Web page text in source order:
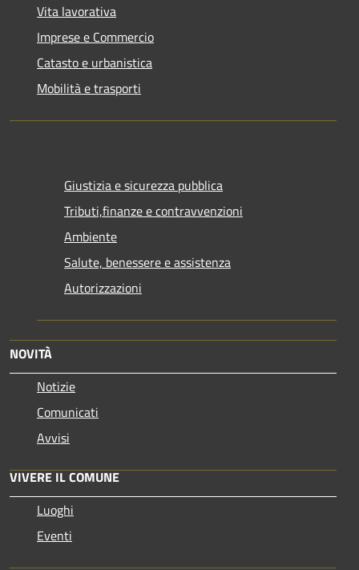
Vita lavorativa
Imprese e Commercio
Catasto e urbanistica
Mobilità e trasporti
Giustizia e sicurezza pubblica
Tributi,finanze e contravvenzioni
Ambiente
Salute, benessere e assistenza
Autorizzazioni
NOVITÀ
Notizie
Comunicati
Avvisi
VIVERE IL COMUNE
Luoghi
Eventi